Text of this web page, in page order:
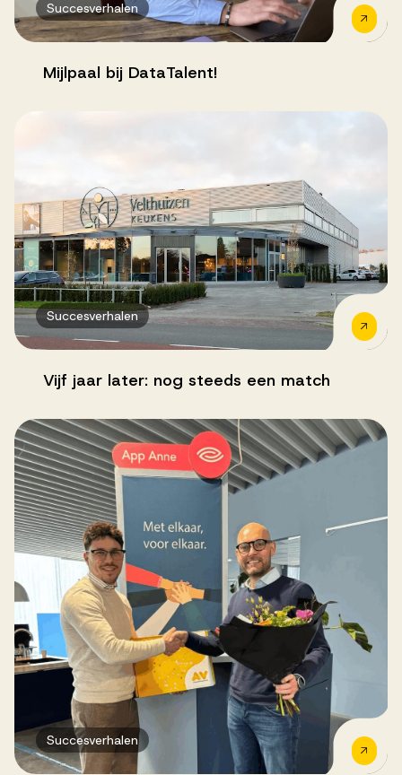
Succesverhalen
Mijlpaal bij DataTalent!
Succesverhalen
Vijf jaar later: nog steeds een match
Succesverhalen